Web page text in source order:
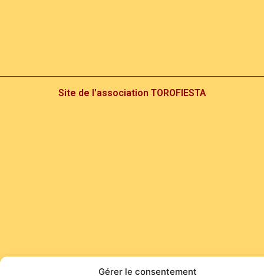
Gérer le consentement
Site de l'association TOROFIESTA